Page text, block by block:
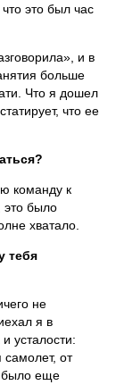
это был час
и в
больше
Что я дошел
что ее
команду к
это было
хватало.
тебя
не
я в
усталости:
от
было еще